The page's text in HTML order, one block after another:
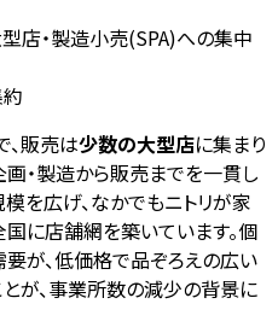
店・製造小売(SPA)への集中
販売は少数の大型店に集まり
画・製造から販売までを一貫し
を広げ、なかでもニトリが家
に店舗網を築いています。個
が、低価格で品ぞろえの広い
とが、事業所数の減少の背景に